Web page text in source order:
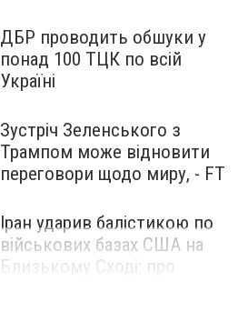
ДБР проводить обшуки у
понад 100 ТЦК по всій
Україні
Зустріч Зеленського з
Трампом може відновити
переговори щодо миру, - FT
Іран ударив балістикою по
військових базах США на
Близькому Сході: про